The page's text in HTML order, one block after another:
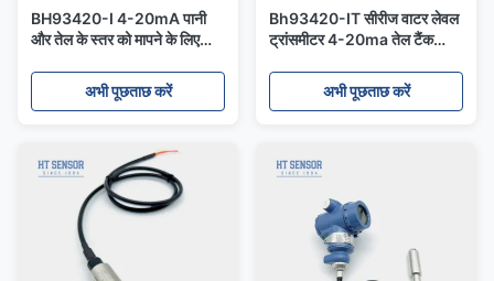
BH93420-I 4-20mA पानी
और तेल के स्तर को मापने के लिए
अभी पूछताछ करें
Bh93420-IT सीरीज वाटर लेवल
ट्रांसमीटर 4-20ma तेल टैंक
अभी पूछताछ करें